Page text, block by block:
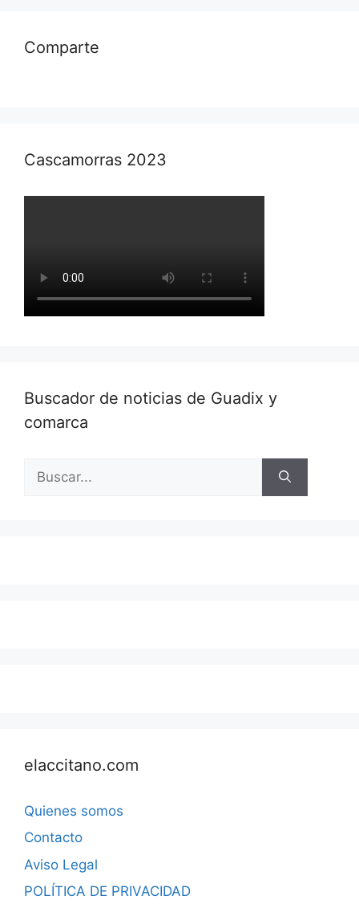
Comparte
Cascamorras 2023
Buscador de noticias de Guadix y
comarca
elaccitano.com
Quienes somos
Contacto
Aviso Legal
POLÍTICA DE PRIVACIDAD